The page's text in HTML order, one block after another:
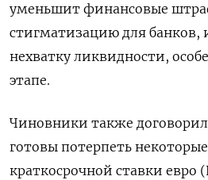
уменьшит финансовые
стигматизацию для
нехватку ликвидности,
этапе.
Чиновники также
готовы потерпеть
краткосрочной ставки евро